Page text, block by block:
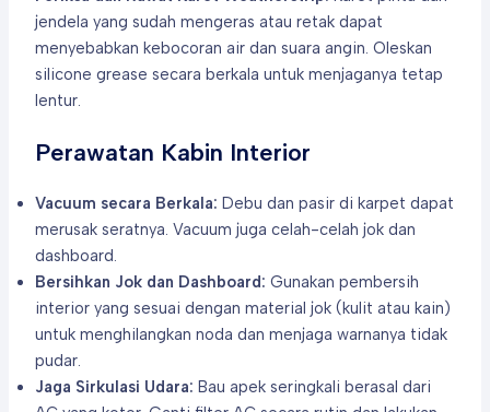
jendela yang sudah mengeras atau retak dapat
menyebabkan kebocoran air dan suara angin. Oleskan
silicone grease secara berkala untuk menjaganya tetap
lentur.
Perawatan Kabin Interior
Vacuum secara Berkala: Debu dan pasir di karpet dapat
merusak seratnya. Vacuum juga celah-celah jok dan
dashboard.
Bersihkan Jok dan Dashboard: Gunakan pembersih
interior yang sesuai dengan material jok (kulit atau kain)
untuk menghilangkan noda dan menjaga warnanya tidak
pudar.
Jaga Sirkulasi Udara: Bau apek seringkali berasal dari